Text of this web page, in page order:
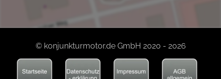
© konjunkturmotor.de GmbH 2020 - 2026